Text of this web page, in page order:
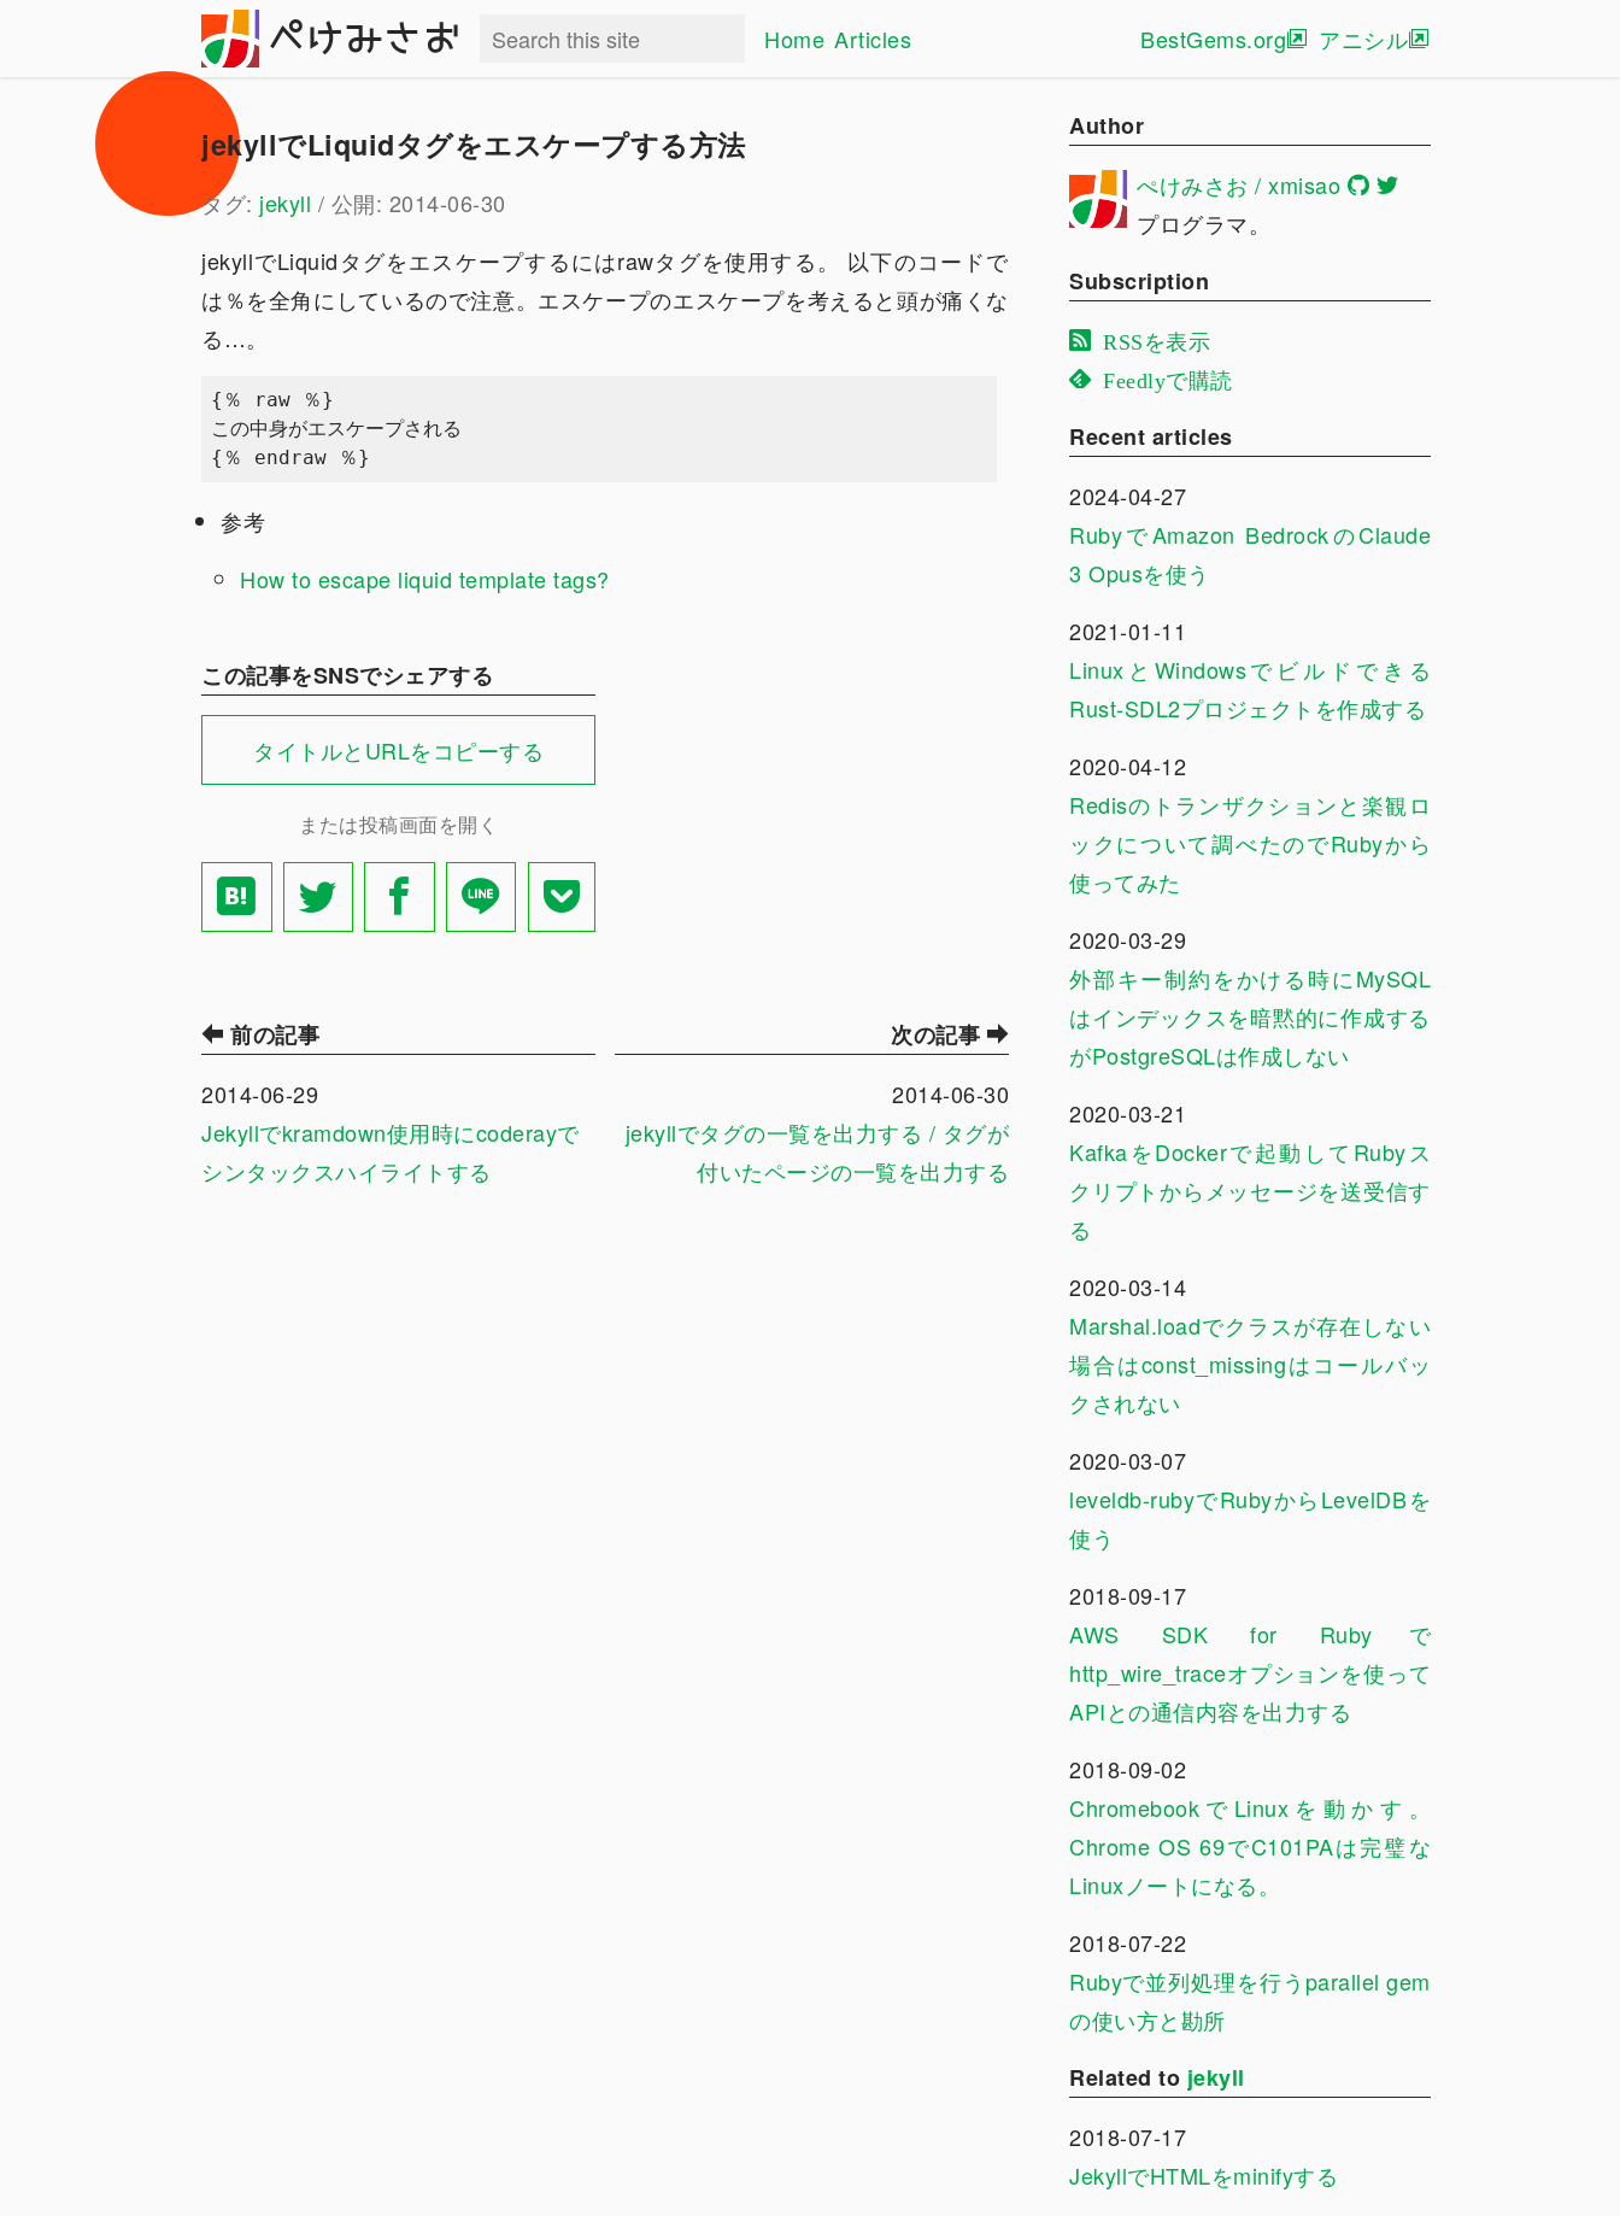
ぺけみさお Home Articles BestGems.org アニシル
jekyllでLiquidタグをエスケープする方法
タグ: jekyll / 公開: 2014-06-30
jekyllでLiquidタグをエスケープするにはrawタグを使用する。 以下のコードで
は％を全角にしているので注意。エスケープのエスケープを考えると頭が痛くな
る…。
{％ raw ％}
この中身がエスケープされる
参考
How to escape liquid template tags?
この記事をSNSでシェアする
タイトルとURLをコピーする
または投稿画面を開く
前の記事
2014-06-29
Jekyllでkramdown使用時にcoderayで
シンタックスハイライトする
次の記事
2014-06-30
jekyllでタグの一覧を出力する / タグが
付いたページの一覧を出力する
Author
ぺけみさお / xmisao
プログラマ。
Subscription
RSSを表示
Feedlyで購読
Recent articles
2024-04-27
RubyでAmazon BedrockのClaude
3 Opusを使う
2021-01-11
LinuxとWindowsでビルドできる
Rust-SDL2プロジェクトを作成する
2020-04-12
Redisのトランザクションと楽観ロ
ックについて調べたのでRubyから
使ってみた
2020-03-29
外部キー制約をかける時にMySQL
はインデックスを暗黙的に作成する
がPostgreSQLは作成しない
2020-03-21
KafkaをDockerで起動してRubyス
クリプトからメッセージを送受信す
る
2020-03-14
Marshal.loadでクラスが存在しない
場合はconst_missingはコールバッ
クされない
2020-03-07
leveldb-rubyでRubyからLevelDBを
使う
2018-09-17
AWS SDK for Rubyで
http_wire_traceオプションを使って
APIとの通信内容を出力する
2018-09-02
ChromebookでLinuxを動かす。
Chrome OS 69でC101PAは完璧な
Linuxノートになる。
2018-07-22
Rubyで並列処理を行うparallel gem
の使い方と勘所
Related to jekyll
2018-07-17
JekyllでHTMLをminifyする